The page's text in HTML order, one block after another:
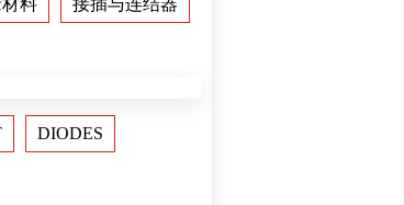
料 接插与连结器
DIODES